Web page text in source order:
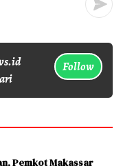
Follow
Pemkot Makassar